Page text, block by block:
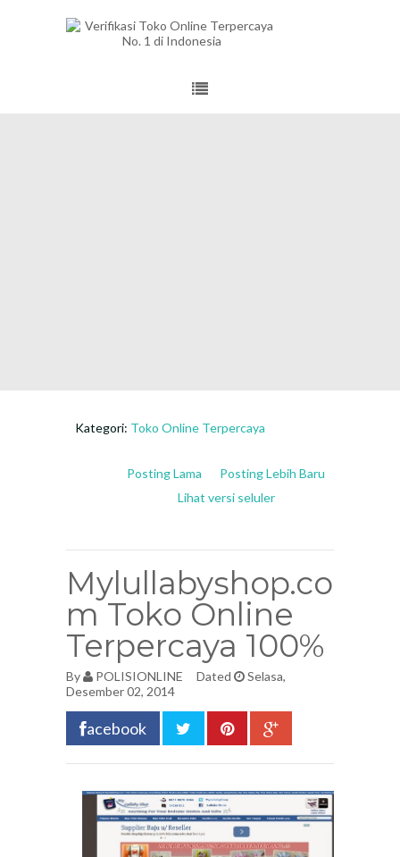
Kategori: Toko Online Terpercaya
Posting Lebih Baru
Posting Lama
Lihat versi seluler
Mylullabyshop.co
m Toko Online
Terpercaya 100%
By POLISIONLINE Dated
Selasa,
Desember 02, 2014
acebook